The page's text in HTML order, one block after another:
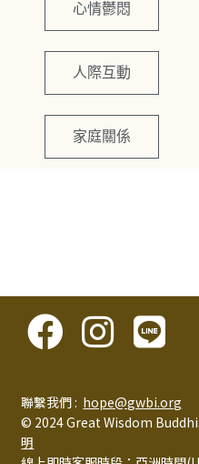
心情鬱悶
人際互動
家庭關係
聯繫我們 : hope@gwbi.org
© 2024 Great Wisdom
明